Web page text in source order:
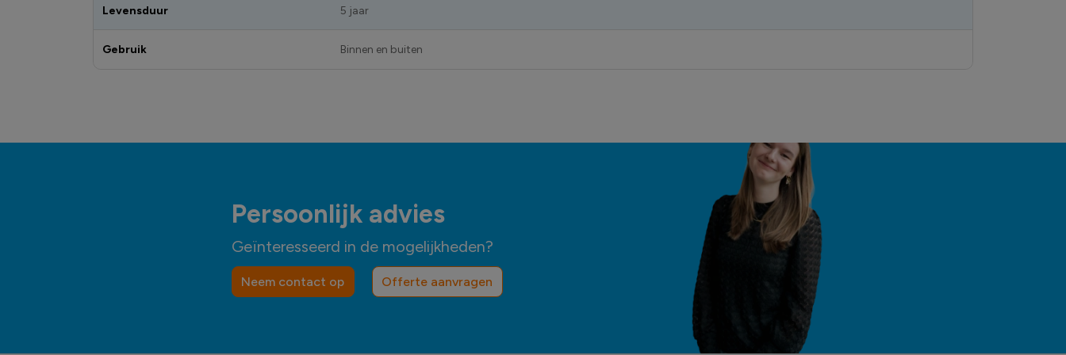
Levensduur 5 jaar
Gebruik Binnen en buiten
Persoonlijk advies
Geïnteresseerd in de mogelijkheden?
Neem contact op Offerte aanvragen